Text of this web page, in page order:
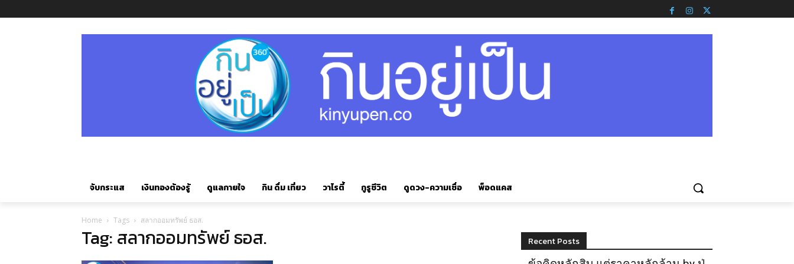
จับกระแส เงินทองต้องรู้ ดูแลกายใจ กิน ดื่ม เที่ยว วาไรตี้ กูรูชีวิต ดูดวง-ความเชื่อ พ็อดแคส
Home Tags สลากออมทรัพย์ ธอส.
Tag: สลากออมทรัพย์ ธอส. Recent Posts